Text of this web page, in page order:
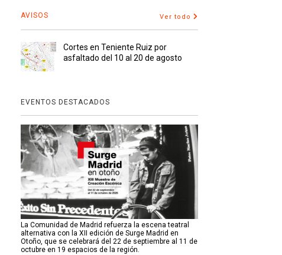
AVISOS Ver todo
Cortes en Teniente Ruiz por
asfaltado del 10 al 20 de agosto
EVENTOS DESTACADOS
La Comunidad de Madrid refuerza la escena teatral
alternativa con la XII edición de Surge Madrid en
Otoño, que se celebrará del 22 de septiembre al 11 de
octubre en 19 espacios de la región.